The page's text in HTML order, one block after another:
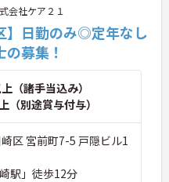
会社ケア２１
】日勤のみ◎定年なし
募集！
（諸手当込み）
（別途賞与付与）
区 宮前町7-5 戸隠ビル1
駅」徒歩12分